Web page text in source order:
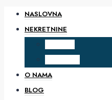
NASLOVNA
NEKRETNINE
O NAMA
BLOG